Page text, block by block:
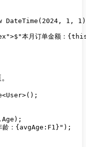
DateTime(2024, 1,
：{avgAge:F1}");